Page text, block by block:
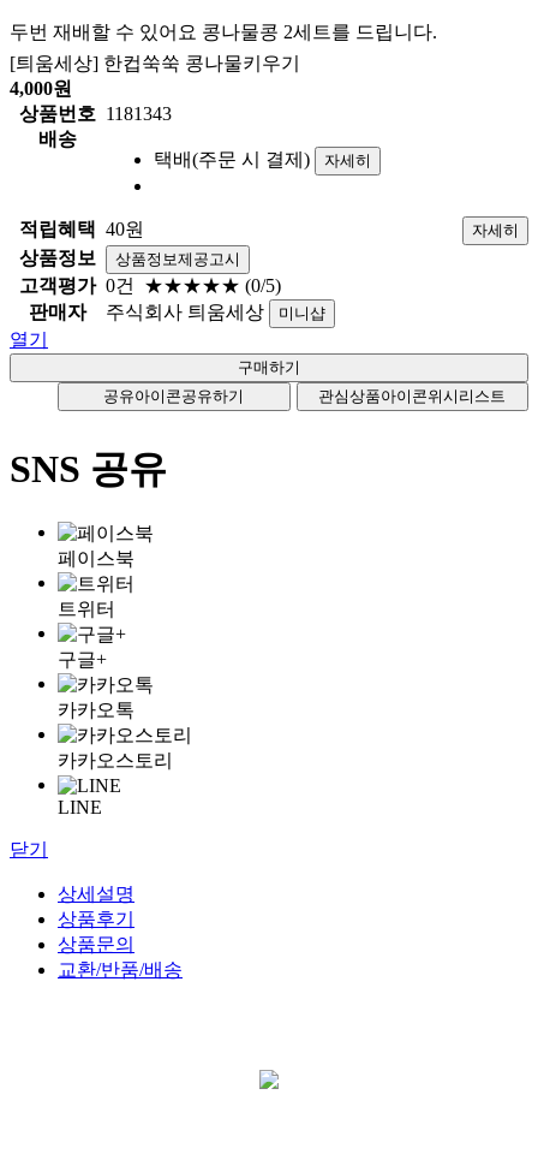
두번 재배할 수 있어요 콩나물콩 2세트를 드립니다.
[틔움세상] 한컵쑥쑥 콩나물키우기
4,000원
상품번호 1181343
배송
택배(주문 시 결제)
자세히
적립혜택 40원 자세히
상품정보 상품정보제공고시
고객평가 0건 ★★★★★ (0/5)
판매자
주식회사 틔움세상 미니샵
열기
공유아이콘공유하기 관심상품아이콘위시리스트
SNS 공유
페이스북
트위터
구글+
카카오톡
카카오스토리
LINE
닫기
상세설명
상품후기
상품문의
교환/반품/배송